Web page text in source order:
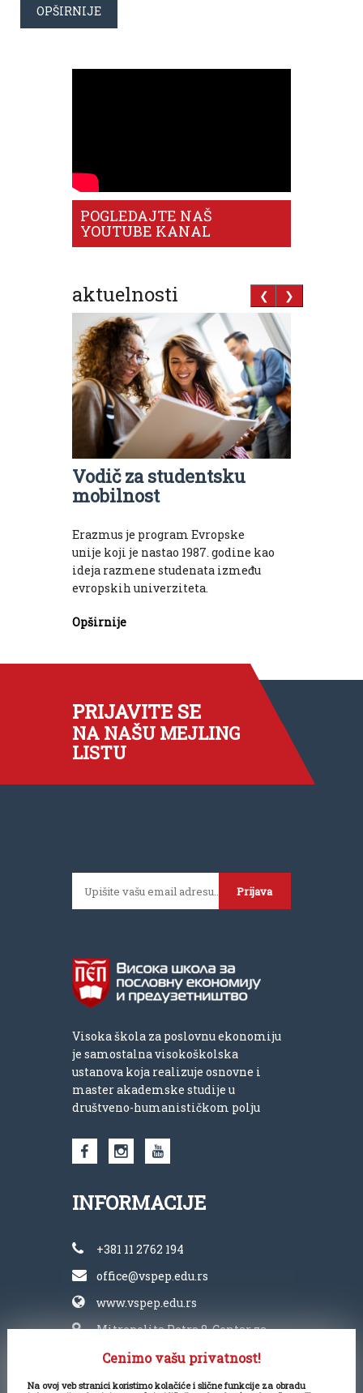
OPŠIRNIJE
POGLEDAJTE NAŠ
YOUTUBE KANAL
aktuelnosti
Vodič za studentsku
mobilnost
Erazmus je program Evropske
unije koji je nastao 1987. godine kao
ideja razmene studenata između
evropskih univerziteta.
Opširnije
❮ ❯
PRIJAVITE SE
NA NAŠU MEJLING
LISTU
Prijava
Visoka škola za poslovnu ekonomiju
je samostalna visokoškolska
ustanova koja realizuje osnovne i
master akademske studije u
društveno-humanističkom polju
INFORMACIJE
+381 11 2762 194
office@vspep.edu.rs
www.vspep.edu.rs
Mitropolita Petra 8, Centar za
kulturu „Vlada Divljan“
Cenimo vašu privatnost!
Na ovoj veb stranici koristimo kolačiće i slične funkcije za obradu